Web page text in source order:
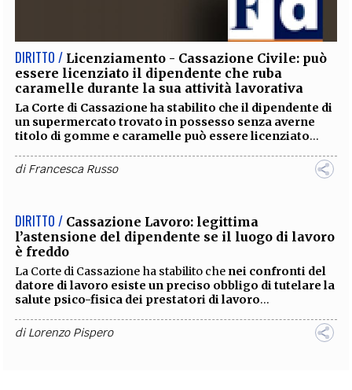
DIRITTO / Licenziamento - Cassazione Civile: può
essere licenziato il dipendente che ruba
caramelle durante la sua attività lavorativa
La Corte di Cassazione ha stabilito che il dipendente di
un supermercato trovato in possesso senza averne
titolo di gomme e caramelle può essere licenziato...
diFrancesca Russo
DIRITTO / Cassazione Lavoro: legittima
l’astensione del dipendente se il luogo di lavoro
è freddo
La Corte di Cassazione ha stabilito che nei confronti del
datore di lavoro esiste un preciso obbligo di tutelare la
salute psico-fisica dei prestatori di lavoro...
diLorenzo Pispero